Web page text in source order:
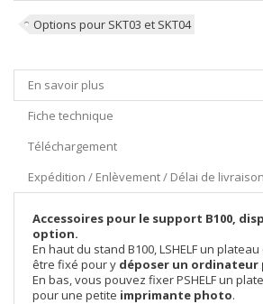
Options pour SKT03 et SKT04
En savoir plus
Fiche technique
Téléchargement
Expédition / Enlèvement / Délai de
Accessoires pour le support B100,
option.
En haut du stand B100, LSHELF un
être fixé pour y déposer un
En bas, vous pouvez fixer PSHELF un
pour une petite imprimante photo.